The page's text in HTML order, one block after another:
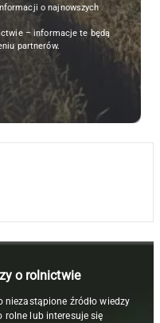
o najnowszych
– informacje te będą
partnerów.
o rolnictwie
źródło wiedzy
lub interesuje się